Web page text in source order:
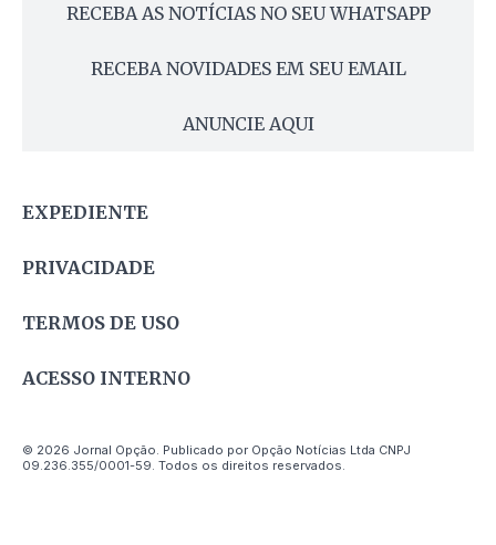
RECEBA AS NOTÍCIAS NO SEU WHATSAPP
RECEBA NOVIDADES EM SEU EMAIL
ANUNCIE AQUI
EXPEDIENTE
PRIVACIDADE
TERMOS DE USO
ACESSO INTERNO
© 2026 Jornal Opção. Publicado por Opção Notícias Ltda CNPJ
09.236.355/0001-59. Todos os direitos reservados.